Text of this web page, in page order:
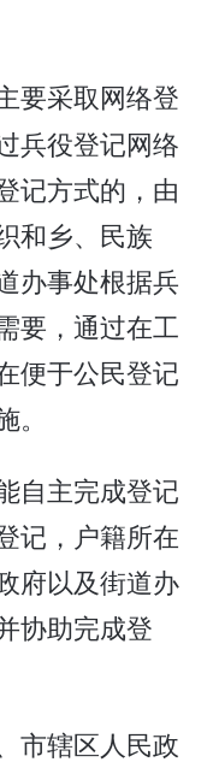
要采取网络登
兵役登记网络
记方式的，由
和乡、民族
办事处根据兵
要，通过在工
便于公民登记
自主完成登记
记，户籍所在
府以及街道办
协助完成登
市辖区人民政